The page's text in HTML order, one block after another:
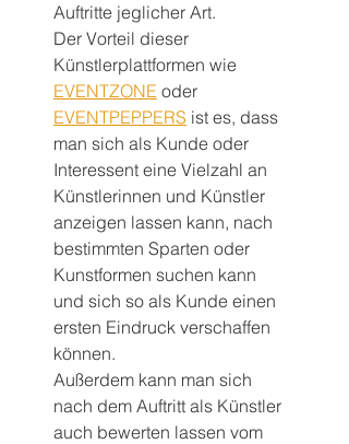
Auftritte jeglicher Art.
Der Vorteil dieser
Künstlerplattformen wie
EVENTZONE oder
EVENTPEPPERS ist es, dass
man sich als Kunde oder
Interessent eine Vielzahl an
Künstlerinnen und Künstler
anzeigen lassen kann, nach
bestimmten Sparten oder
Kunstformen suchen kann
und sich so als Kunde einen
ersten Eindruck verschaffen
können.
Außerdem kann man sich
nach dem Auftritt als Künstler
auch bewerten lassen vom